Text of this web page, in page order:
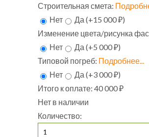
Строительная смета:
Нет
Да (+15 000 ₽)
Изменение цвета/рисунка
Нет
Да (+5 000 ₽)
Типовой погреб: Подробнее...
Нет
Да (+3 000 ₽)
Итого к оплате: 40 000 ₽
Нет в наличии
Количество: